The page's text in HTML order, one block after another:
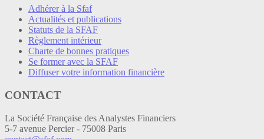
Adhérer à la Sfaf
Actualités et publications
Statuts de la SFAF
Règlement intérieur
Charte de bonnes pratiques
Se former avec la SFAF
Diffuser votre information financière
CONTACT
La Société Française des Analystes Financiers
5-7 avenue Percier - 75008 Paris